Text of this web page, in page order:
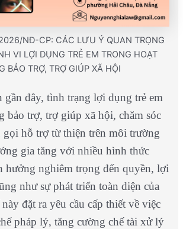
NĐ-CP: CÁC LƯU Ý QUAN TRỌNG
VI LỢI DỤNG TRẺ EM TRONG HOẠT
BẢO TRỢ, TRỢ GIÚP XÃ HỘI
gần đây, tình trạng lợi dụng trẻ em
bảo trợ, trợ giúp xã hội, chăm sóc
gọi hỗ trợ từ thiện trên môi trường
gia tăng với nhiều hình thức
hưởng nghiêm trọng đến quyền, lợi
như sự phát triển toàn diện của
đặt ra yêu cầu cấp thiết về việc
pháp lý, tăng cường chế tài xử lý